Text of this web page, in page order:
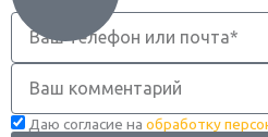
Телефон
Комментарий
Даю согласие на обработку